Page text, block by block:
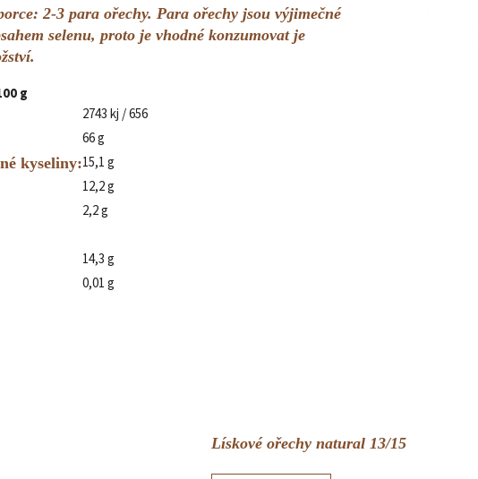
2-3 para ořechy. Para ořechy jsou výjimečné
selenu, proto je vhodné konzumovat je
g
2743 kj / 656
66 g
kyseliny:15,1 g
12,2 g
2,2 g
14,3 g
0,01 g
Lískové ořechy natural 13/15